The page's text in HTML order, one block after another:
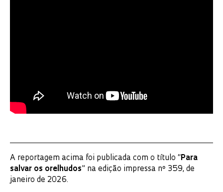
A reportagem acima foi publicada com o título “Para
salvar os orelhudos” na edição impressa nº 359, de
janeiro de 2026.